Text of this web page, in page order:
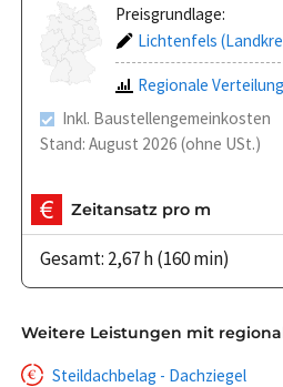
Preisgrundlage:
Lichtenfels
Regionale Verteilung
Inkl. Baustellengemeinkosten
Stand: August 2026 (ohne USt.)
Zeitansatz pro m
Gesamt: 2,67 h (160 min)
Weitere Leistungen mit
Steildachbelag - Dachziegel